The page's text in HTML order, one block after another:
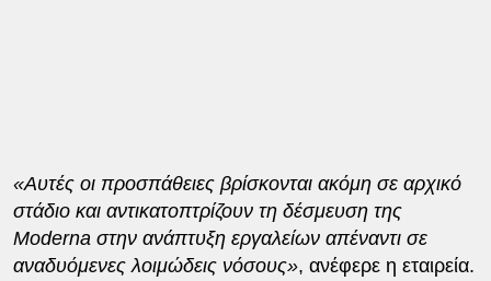
«Αυτές οι προσπάθειες βρίσκονται ακόμη σε αρχικό
στάδιο και αντικατοπτρίζουν τη δέσμευση της
Moderna στην ανάπτυξη εργαλείων απέναντι σε
αναδυόμενες λοιμώδεις νόσους», ανέφερε η εταιρεία.